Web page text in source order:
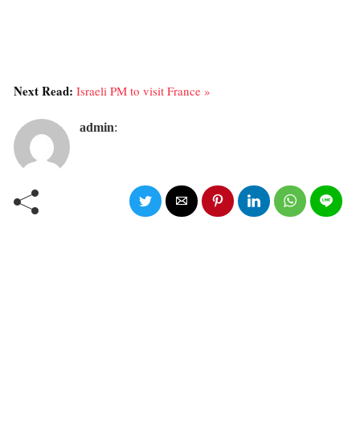
Next Read: Israeli PM to visit France »
admin: